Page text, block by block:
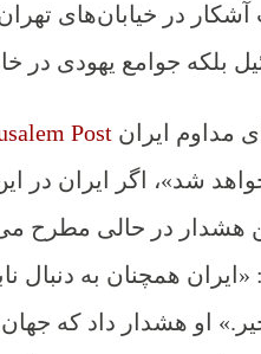
آشکار در خیابان‌های
Post
شد»، اگر ایران در
هشدار در حالی مطرح
همچنان به دنبال
او هشدار داد که جهان